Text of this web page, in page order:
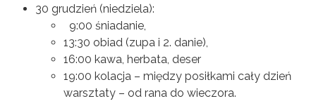
30 grudzień (niedziela):
9:00 śniadanie,
13:30 obiad (zupa i 2. danie),
16:00 kawa, herbata, deser
19:00 kolacja – między posiłkami cały dzień
warsztaty – od rana do wieczora.